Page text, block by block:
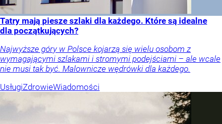
Tatry mają piesze szlaki dla każdego. Które są idealne
dla początkujących?
Najwyższe góry w Polsce kojarzą się wielu osobom z
wymagającymi szlakami i stromymi podejściami – ale wcale
nie musi tak być. Malownicze wędrówki dla każdego.
UsługiZdrowieWiadomości